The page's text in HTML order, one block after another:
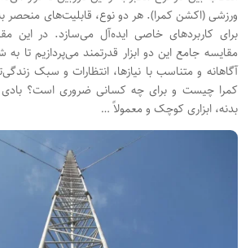
ورزشی (اکشن کمرا). هر دو نوع، قابلیت‌های منحصر
برای کاربردهای خاصی ایده‌آل می‌سازد. در این
مقایسه جامع این دو ابزار قدرتمند می‌پردازیم تا
آگاهانه و متناسب با نیازها، انتظارات و سبک
کمرا چیست و برای چه کسانی ضروری است؟ بادی
بدنه، ابزاری کوچک و معمولاً …